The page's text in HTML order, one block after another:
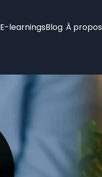
E-learningsBlog À propos